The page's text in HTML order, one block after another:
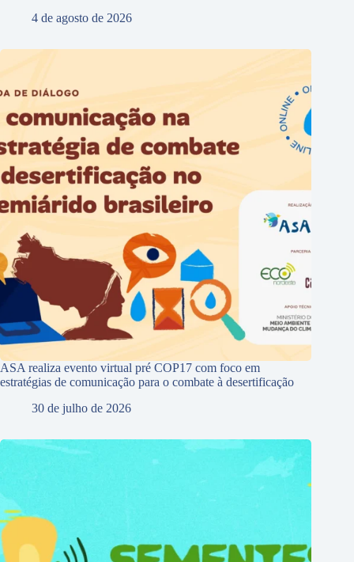
4 de agosto de 2026
ASA realiza evento virtual pré COP17 com foco em
estratégias de comunicação para o combate à desertificação
30 de julho de 2026